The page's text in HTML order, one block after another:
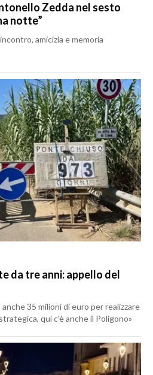
Zedda nel sesto
notte”
amicizia e memoria
da tre anni: appello del
35 milioni di euro per realizzare
qui c'è anche il Poligono»